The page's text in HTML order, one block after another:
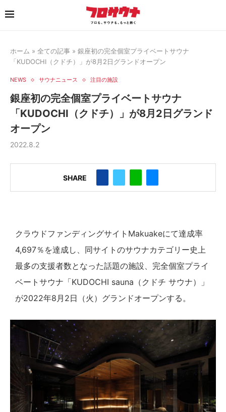
ホーム » 全ての記事 » 銀座初の完全個室プライベートサウナ
「KUDOCHI（クドチ）」が8月2日グランドオープン
NEWS サウナニュース 注目の施設
銀座初の完全個室プライベートサウナ
「KUDOCHI（クドチ）」が8月2日グランド
オープン
2022.8.2
SHARE
クラウドファンディングサイトMakuakeにて達成率
4,697％を達成し、同サイトのサウナカテゴリー史上
最多の支援者数となった話題の施設、完全個室プライ
ベートサウナ「KUDOCHI sauna（クドチ サウナ）」
が2022年8月2日（火）グランドオープンする。